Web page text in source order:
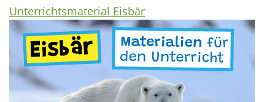
Unterrichtsmaterial Eisbär